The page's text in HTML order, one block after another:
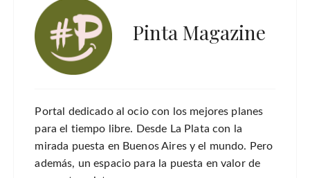
Pinta Magazine
Portal dedicado al ocio con los mejores planes
para el tiempo libre. Desde La Plata con la
mirada puesta en Buenos Aires y el mundo. Pero
además, un espacio para la puesta en valor de